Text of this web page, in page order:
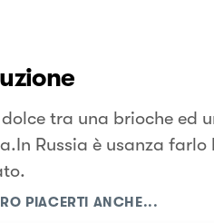
tra una brioche ed
Russia è usanza
PIACERTI ANCHE...